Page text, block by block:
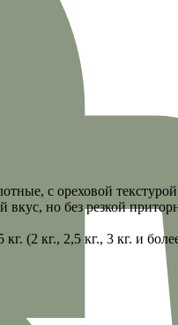
с ореховой
но без резкой
(2 кг., 2,5 кг., 3 кг. и